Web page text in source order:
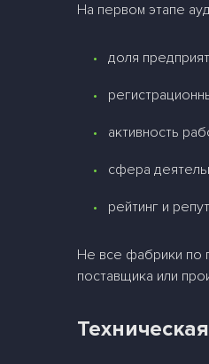
На первом этапе
доля
активность
сфера
рейтинг и
Не все фабрики по
поставщика или